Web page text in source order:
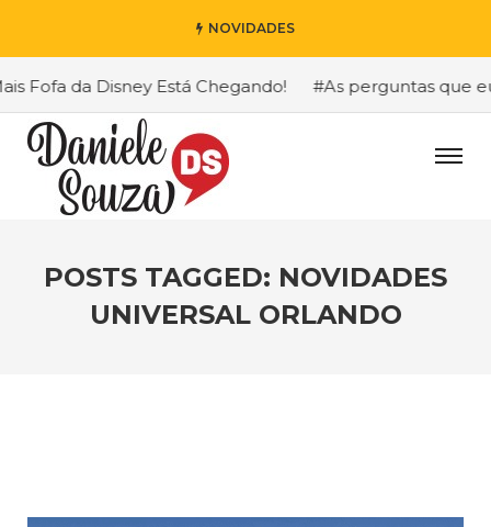
NOVIDADES
da Disney Está Chegando! #As perguntas que eu
POSTS TAGGED: NOVIDADES
UNIVERSAL ORLANDO